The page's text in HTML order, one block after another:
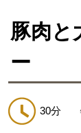
豚肉と
ー
30分